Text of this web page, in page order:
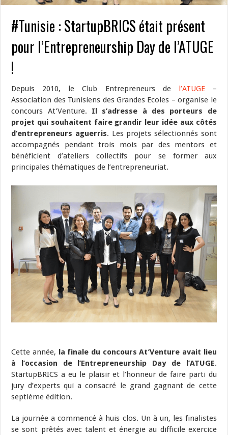
#Tunisie : StartupBRICS était présent
pour l’Entrepreneurship Day de l’ATUGE
!
Depuis 2010, le Club Entrepreneurs de l’ATUGE –
Association des Tunisiens des Grandes Ecoles – organise le
concours At’Venture. Il s’adresse à des porteurs de
projet qui souhaitent faire grandir leur idée aux côtés
d’entrepreneurs aguerris. Les projets sélectionnés sont
accompagnés pendant trois mois par des mentors et
bénéficient d’ateliers collectifs pour se former aux
principales thématiques de l’entrepreneuriat.
Cette année, la finale du concours At’Venture avait lieu
à l’occasion de l’Entrepreneurship Day de l’ATUGE.
StartupBRICS a eu le plaisir et l’honneur de faire parti du
jury d’experts qui a consacré le grand gagnant de cette
septième édition.
La journée a commencé à huis clos. Un à un, les finalistes
se sont prêtés avec talent et énergie au difficile exercice